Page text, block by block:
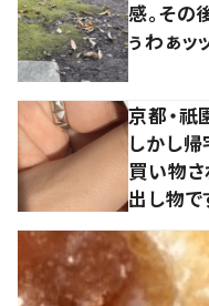
感。その
ぅわぁッ
京都・
しかし
買い物さ
出し物で